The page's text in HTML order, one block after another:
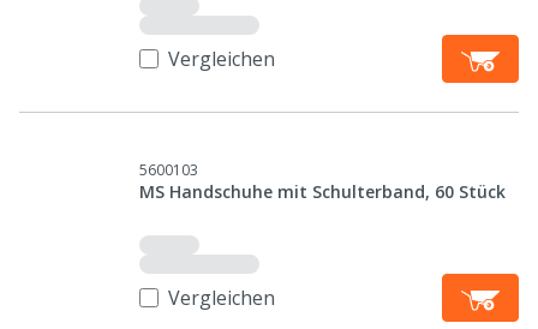
Vergleichen
5600103
MS Handschuhe mit Schulterband, 60 Stück
Vergleichen